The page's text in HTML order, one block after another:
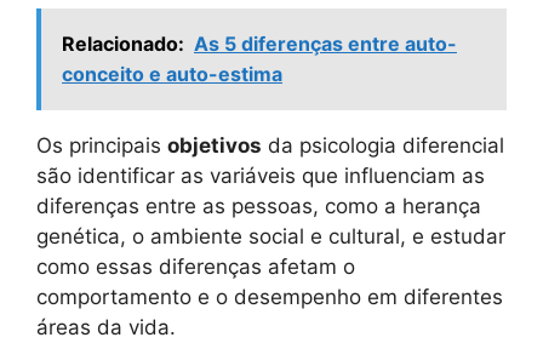
Relacionado: As 5 diferenças entre auto-
conceito e auto-estima
Os principais objetivos da psicologia diferencial
são identificar as variáveis que influenciam as
diferenças entre as pessoas, como a herança
genética, o ambiente social e cultural, e estudar
como essas diferenças afetam o
comportamento e o desempenho em diferentes
áreas da vida.